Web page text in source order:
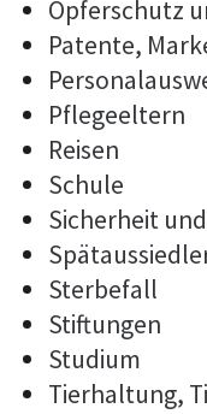
Opferschutz
Patente,
Pflegeeltern
Reisen
Schule
Sicherheit
Sterbefall
Stiftungen
Studium
Tierhaltung,